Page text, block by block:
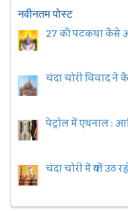
नवीनतम पोस्ट
27 की पटकथा कैसे
चंदा चोरी विवाद
पेट्रोल में एथनाल :
चंदा चोरी में क्यों उठ